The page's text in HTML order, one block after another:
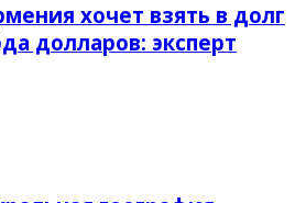
хочет взять в долг
долларов: эксперт